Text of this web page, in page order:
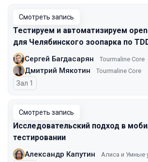
Смотреть запись
Тестируем и автоматизируем
для Челябинского зоопарка по
Сергей Багдасарян Tourmaline Core
Дмитрий Мякотин Tourmaline Core
Зал 1
Смотреть запись
Исследовательский подход в
тестировании
Александр Капутин